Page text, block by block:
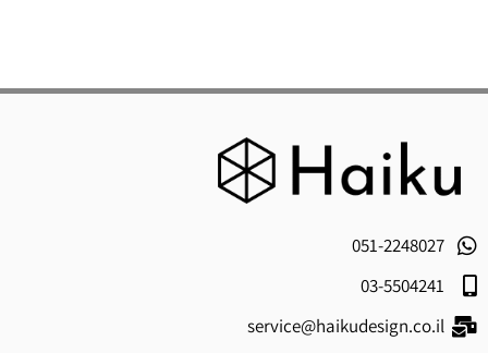
051-2248027
03-5504241
service@haikudesign.co.il